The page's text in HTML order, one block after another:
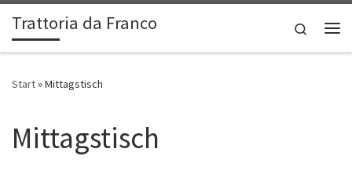
Zum Inhalt springen
Trattoria da Franco
Search
Start»Mittagstisch
Mittagstisch